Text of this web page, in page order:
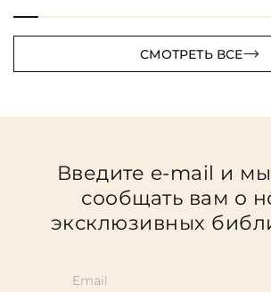
СМОТРЕТЬ ВСЕ
Введите e-mail и
сообщать вам о
эксклюзивных